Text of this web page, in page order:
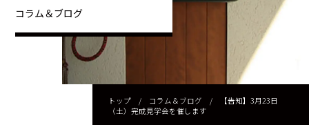
コラム＆ブログ
トップ/ コラム＆ブログ /
【告知】3月23日
（土）完成見学会を催します